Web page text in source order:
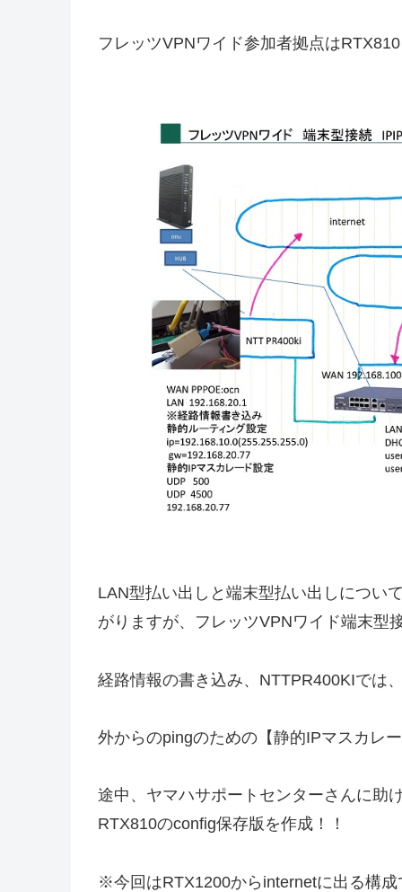
フレッツVPNワイド参加者拠点はRTX810
LAN型払い出しと端末型払い出しについ
がりますが、フレッツVPNワイド端末型
経路情報の書き込み、NTTPR400KIでは
外からのpingのための【静的IPマスカレ
途中、ヤマハサポートセンターさんに助
RTX810のconfig保存版を作成！！
※今回はRTX1200からinternetに出る構